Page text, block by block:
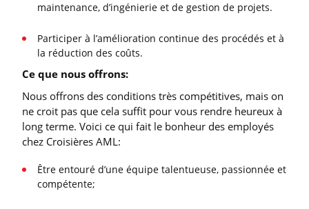
maintenance, d’ingénierie et de gestion de projets.
Participer à l’amélioration continue des procédés et à
la réduction des coûts.
Ce que nous offrons:
Nous offrons des conditions très compétitives, mais on
ne croit pas que cela suffit pour vous rendre heureux à
long terme. Voici ce qui fait le bonheur des employés
chez Croisières AML:
Être entouré d’une équipe talentueuse, passionnée et
compétente;